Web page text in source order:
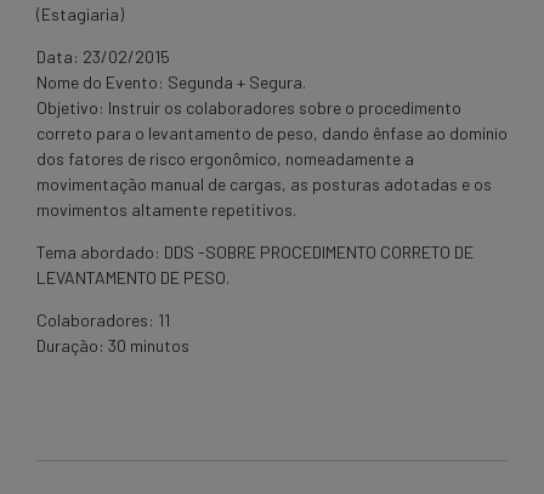
(Estagiaria)
Data: 23/02/2015
Nome do Evento: Segunda + Segura.
Objetivo: Instruir os colaboradores sobre o procedimento
correto para o levantamento de peso, dando ênfase ao domínio
dos fatores de risco ergonômico, nomeadamente a
movimentação manual de cargas, as posturas adotadas e os
movimentos altamente repetitivos.
Tema abordado: DDS -SOBRE PROCEDIMENTO CORRETO DE
LEVANTAMENTO DE PESO.
Colaboradores: 11
Duração: 30 minutos